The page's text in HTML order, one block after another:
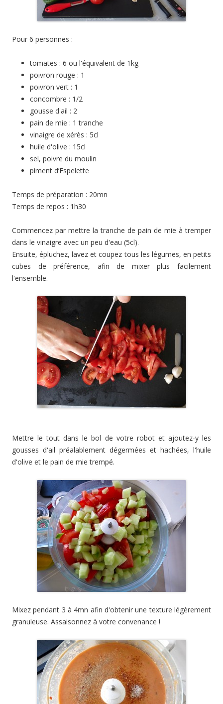
Pour 6 personnes :
tomates : 6 ou l'équivalent de 1kg
poivron rouge : 1
poivron vert : 1
concombre : 1/2
gousse d'ail : 2
pain de mie : 1 tranche
vinaigre de xérès : 5cl
huile d'olive : 15cl
sel, poivre du moulin
piment d’Espelette
Temps de préparation : 20mn
Temps de repos : 1h30
Commencez par mettre la tranche de pain de mie à tremper
dans le vinaigre avec un peu d'eau (5cl).
Ensuite, épluchez, lavez et coupez tous les légumes, en petits
cubes de préférence, afin de mixer plus facilement
l'ensemble.
Mettre le tout dans le bol de votre robot et ajoutez-y les
gousses d'ail préalablement dégermées et hachées, l'huile
d'olive et le pain de mie trempé.
Mixez pendant 3 à 4mn afin d'obtenir une texture légèrement
granuleuse. Assaisonnez à votre convenance !